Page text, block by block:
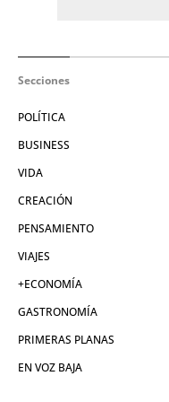
Secciones
POLÍTICA
BUSINESS
VIDA
CREACIÓN
PENSAMIENTO
VIAJES
+ECONOMÍA
GASTRONOMÍA
PRIMERAS PLANAS
EN VOZ BAJA